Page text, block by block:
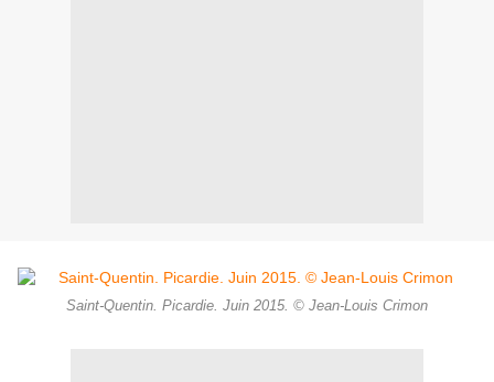
Saint-Quentin. Picardie. Juin 2015. © Jean-Louis Crimon